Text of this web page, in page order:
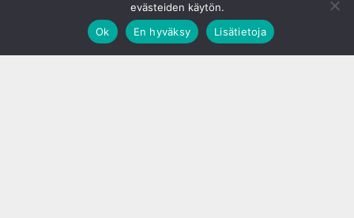
evästeiden käytön.
Ok
En hyväksy Lisätietoja